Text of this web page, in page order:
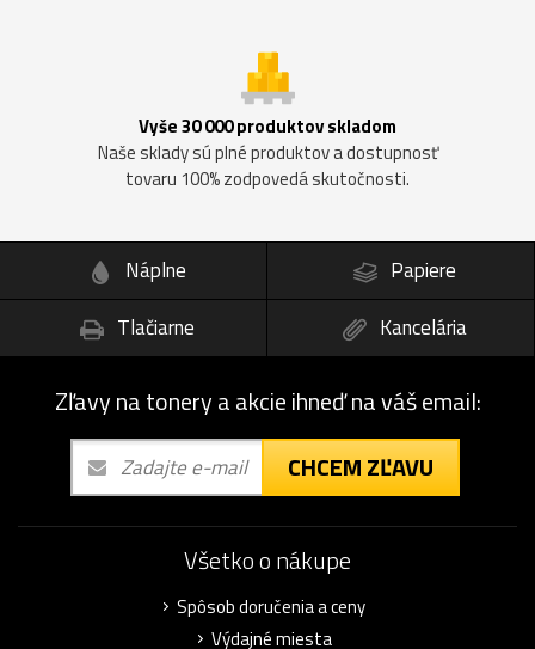
Vyše 30 000 produktov skladom
Naše sklady sú plné produktov a dostupnosť
tovaru 100% zodpovedá skutočnosti.
Náplne
Papiere
Tlačiarne
Kancelária
Zľavy na tonery a akcie ihneď na váš email:
CHCEM ZĽAVU
Všetko o nákupe
Spôsob doručenia a ceny
Výdajné miesta